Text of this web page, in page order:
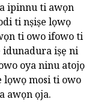
ipinnu ti awọn
ti nṣiṣe lọwọ
ti owo ifowo ti
idunadura iṣẹ ni
oya ninu atojọ
lọwọ mosi ti owo
awọn ọja.